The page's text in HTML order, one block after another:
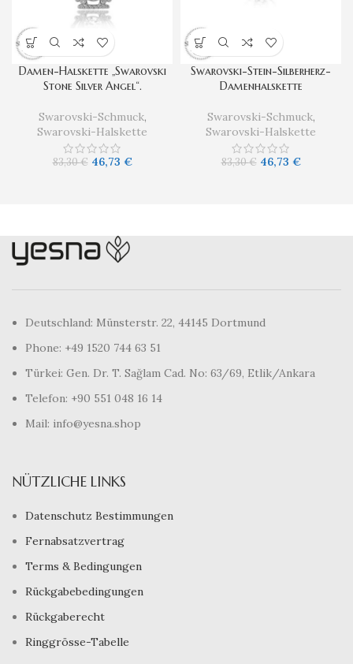
Damen-Halskette „Swarovski
Stone Silver Angel“.
Swarovski-Schmuck,
Swarovski-Halskette
83,30€ 46,73 €
Swarovski-Stein-Silberherz-
Damenhalskette
Swarovski-Schmuck,
Swarovski-Halskette
83,30€ 46,73 €
Deutschland: Münsterstr. 22, 44145 Dortmund
Phone: +49 1520 744 63 51
Türkei: Gen. Dr. T. Sağlam Cad. No: 63/69, Etlik/Ankara
Telefon: +90 551 048 16 14
Mail: info@yesna.shop
NÜTZLICHE LINKS
Datenschutz Bestimmungen
Fernabsatzvertrag
Terms & Bedingungen
Rückgabebedingungen
Rückgaberecht
Ringgrösse-Tabelle